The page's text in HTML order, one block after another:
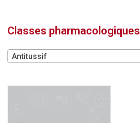
Classes pharmacologiques
Antitussif